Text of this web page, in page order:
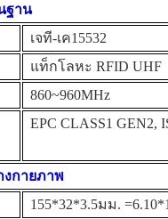
ฐาน
เจที-เค15532
แท็กโลหะ RFID UHF
860~960MHz
EPC CLASS1 GEN2,
งกายภาพ
155*32*3.5มม. =6.10*